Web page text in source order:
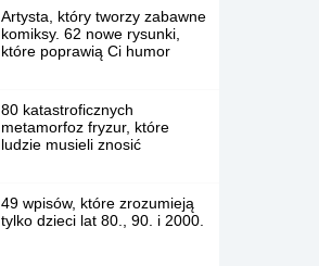
Artysta, który tworzy zabawne
komiksy. 62 nowe rysunki,
które poprawią Ci humor
80 katastroficznych
metamorfoz fryzur, które
ludzie musieli znosić
49 wpisów, które zrozumieją
tylko dzieci lat 80., 90. i 2000.